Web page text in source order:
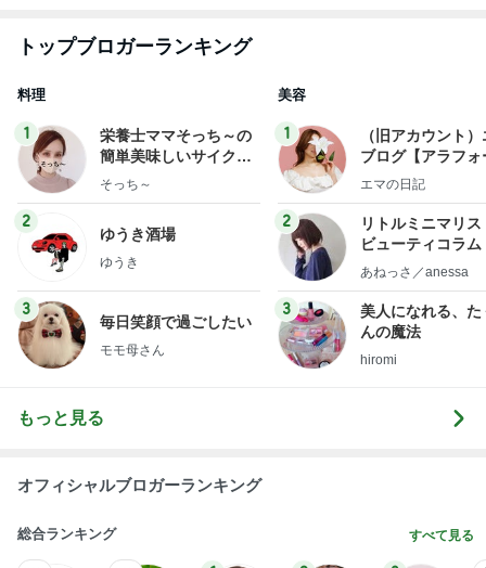
トップブロガーランキング
料理
1
栄養士ママそっち～の
簡単美味しいサイクル
献立
そっち～
2
ゆうき酒場
ゆうき
3
毎日笑顔で過ごしたい
モモ母さん
美容
1
（旧アカウント
ブログ【アラフォ
社売却セカンドラ
エマの日記
2
リトルミニマリス
ビューティコラ
little
あねっさ／anessa
3
美人になれる、た
んの魔法
hiromi
もっと見る
オフィシャルブロガーランキング
総合ランキング すべて見る